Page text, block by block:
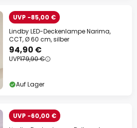
UVP -85,00 €
Lindby LED-Deckenlampe Narima,
CCT, Ø 60 cm, silber
94,90 €
UVP179,90 €
Auf Lager
UVP -60,00 €